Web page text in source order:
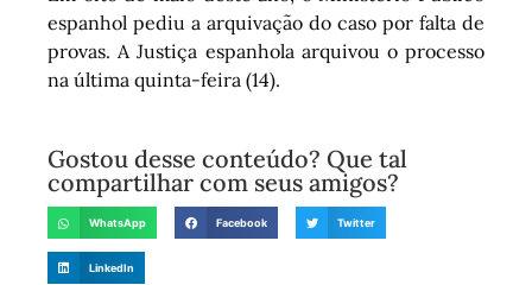
espanhol pediu a arquivação do caso por falta de
provas. A Justiça espanhola arquivou o processo
na última quinta-feira (14).
Gostou desse conteúdo? Que tal
compartilhar com seus amigos?
WhatsApp Facebook Twitter
LinkedIn